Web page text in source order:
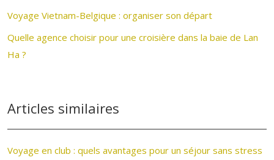
Voyage Vietnam-Belgique : organiser son départ
Quelle agence choisir pour une croisière dans la baie de Lan
Ha ?
Articles similaires
Voyage en club : quels avantages pour un séjour sans stress